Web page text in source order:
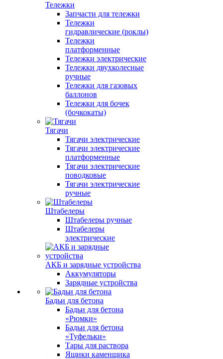
Тележки
Запчасти для тележки
Тележки
гидравлические (роклы)
Тележки
платформенные
Тележки электрические
Тележки двухколесные
ручные
Тележки для газовых
баллонов
Тележки для бочек
(бочкокаты)
Тягачи
Тягачи электрические
Тягачи электрические
платформенные
Тягачи электрические
поводковые
Тягачи электрические
ручные
Штабелеры
Штабелеры ручные
Штабелеры
электрические
АКБ и зарядные устройства
Аккумуляторы
Зарядные устройства
Бадьи для бетона
Бадьи для бетона
«Рюмки»
Бадьи для бетона
«Туфельки»
Тары для раствора
Ящики каменщика